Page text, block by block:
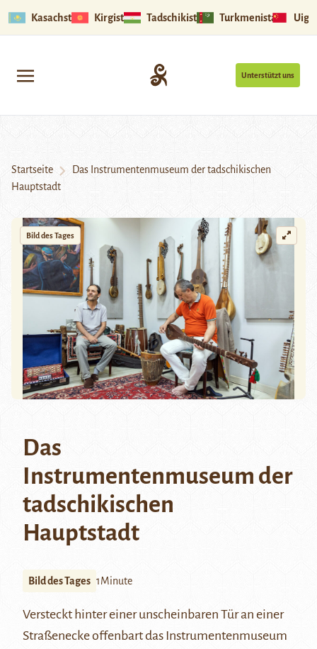
Kasachstan Kirgistan Tadschikistan Turkmenistan
Unterstützt uns
Startseite
Das Instrumentenmuseum der tadschikischen
Hauptstadt
Bild des Tages
Das
Instrumentenmuseum der
tadschikischen
Hauptstadt
Bild des Tages 1Minute
Versteckt hinter einer unscheinbaren Tür an einer
Straßenecke offenbart das Instrumentenmuseum